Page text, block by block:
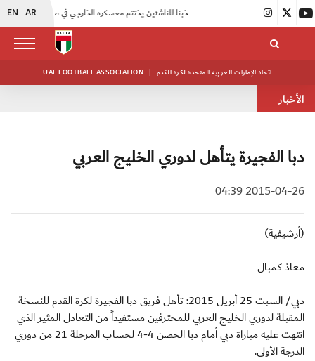
EN AR
UAE FOOTBALL ASSOCIATION | اتحاد الإمارات العربية المتحدة لكرة القدم
الأخبار
دبا الفجيرة يتأهل لدوري الخليج العربي
2015-04-26 04:39
(أرشيفية)
معاذ كمبال
دبي/ السبت 25 أبريل 2015: تأهل فريق دبا الفجيرة لكرة القدم للنسخة
المقبلة لدوري الخليج العربي للمحترفين مستفيداً من التعادل المثير الذي
انتهت عليه مباراة دبي أمام دبا الحصن 4-4 لحساب المرحلة 21 من دوري
الدرجة الأولى.